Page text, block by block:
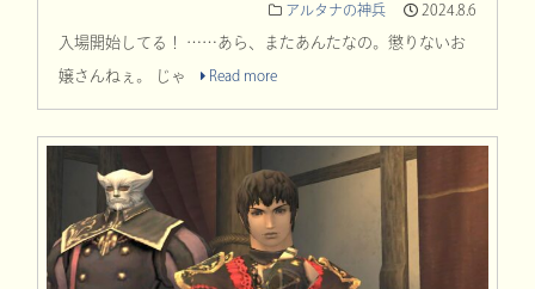
アルタナの神兵 2024.8.6
入場開始してる！ ……あら、またあんたなの。懲りないお
嬢さんねぇ。 じゃ Read more